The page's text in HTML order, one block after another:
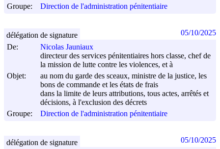
Groupe:
Direction de l'administration pénitentiaire
De:
Nicolas Jauniaux
directeur des services pénitentiaires hors classe, chef de
la mission de lutte contre les violences, et à
Objet:
au nom du garde des sceaux, ministre de la justice, les
bons de commande et les états de frais
dans la limite de leurs attributions, tous actes, arrêtés et
décisions, à l'exclusion des décrets
Groupe:
Direction de l'administration pénitentiaire
délégation de signature 05/10/2025
délégation de signature 05/10/2025